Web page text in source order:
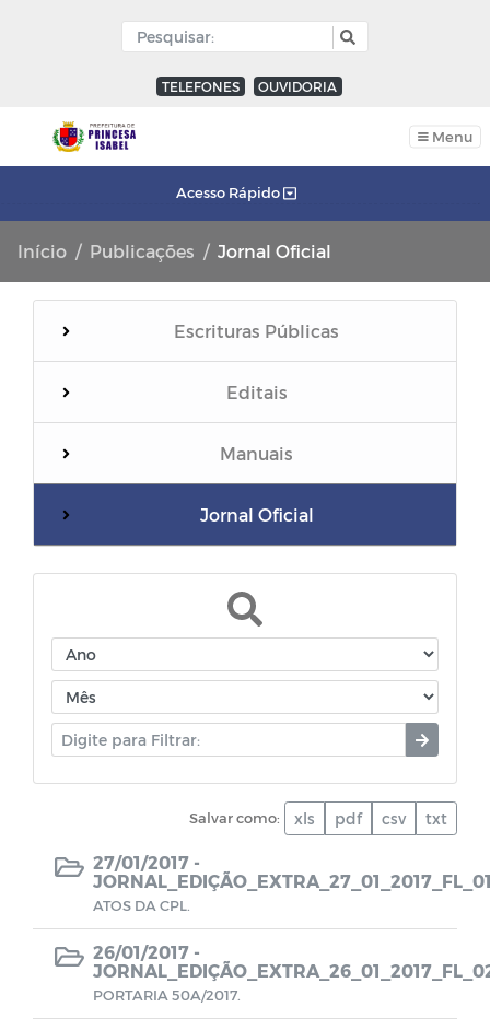
TELEFONES OUVIDORIA
Menu
Acesso Rápido
Início Publicações Jornal Oficial
Escrituras Públicas
Editais
Manuais
Jornal Oficial
WebMail
Dívida Ativa do Município
Documentos diversos
Dados da Vacinação contra COVID-19
CPL - Relatórios de visitas
EDITAIS - LEI PAULO GUSTAVO
CMDCA
Salvar como: xls pdf csv txt
27/01/2017 -
ATOS DA CPL.
26/01/2017 -
PORTARIA 50A/2017.